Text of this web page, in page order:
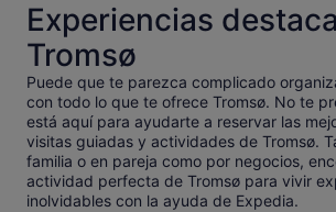
Experiencias
Tromsø
Puede que te parezca complicado
con todo lo que te ofrece Tromsø. No te
está aquí para ayudarte a reservar las
visitas guiadas y actividades de Tromsø.
familia o en pareja como por negocios,
actividad perfecta de Tromsø para vivir
inolvidables con la ayuda de Expedia.